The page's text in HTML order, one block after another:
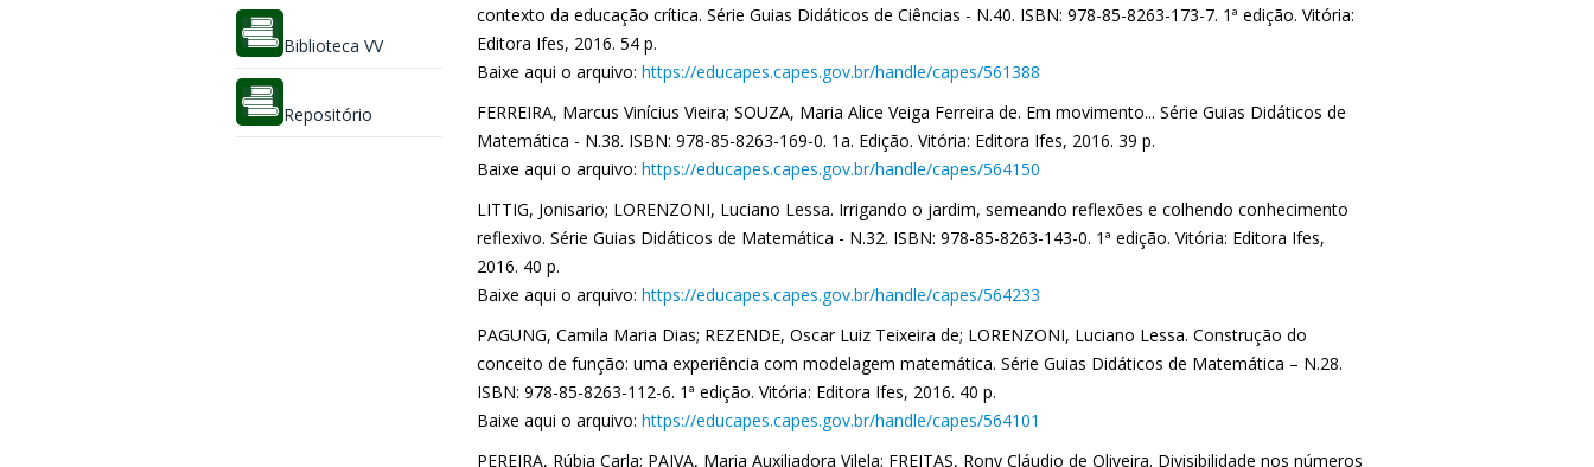
Biblioteca VV
Repositório
contexto da educação crítica. Série Guias Didáticos de Ciências - N.40. ISBN: 978-85-8263-173-7. 1ª edição. Vitória:
Editora Ifes, 2016. 54 p.
Baixe aqui o arquivo: https://educapes.capes.gov.br/handle/capes/561388
FERREIRA, Marcus Vinícius Vieira; SOUZA, Maria Alice Veiga Ferreira de. Em movimento... Série Guias Didáticos de
Matemática - N.38. ISBN: 978-85-8263-169-0. 1a. Edição. Vitória: Editora Ifes, 2016. 39 p.
Baixe aqui o arquivo: https://educapes.capes.gov.br/handle/capes/564150
LITTIG, Jonisario; LORENZONI, Luciano Lessa. Irrigando o jardim, semeando reflexões e colhendo conhecimento
reflexivo. Série Guias Didáticos de Matemática - N.32. ISBN: 978-85-8263-143-0. 1ª edição. Vitória: Editora Ifes,
2016. 40 p.
Baixe aqui o arquivo: https://educapes.capes.gov.br/handle/capes/564233
PAGUNG, Camila Maria Dias; REZENDE, Oscar Luiz Teixeira de; LORENZONI, Luciano Lessa. Construção do
conceito de função: uma experiência com modelagem matemática. Série Guias Didáticos de Matemática – N.28.
ISBN: 978-85-8263-112-6. 1ª edição. Vitória: Editora Ifes, 2016. 40 p.
Baixe aqui o arquivo: https://educapes.capes.gov.br/handle/capes/564101
PEREIRA, Rúbia Carla; PAIVA, Maria Auxiliadora Vilela; FREITAS, Rony Cláudio de Oliveira. Divisibilidade nos números